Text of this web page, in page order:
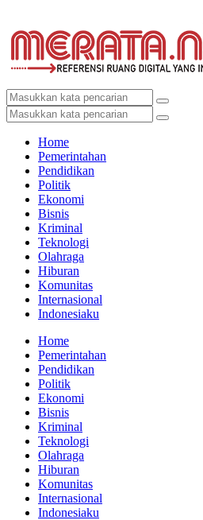
Home
Pemerintahan
Pendidikan
Politik
Ekonomi
Bisnis
Kriminal
Teknologi
Olahraga
Hiburan
Komunitas
Internasional
Indonesiaku
Home
Pemerintahan
Pendidikan
Politik
Ekonomi
Bisnis
Kriminal
Teknologi
Olahraga
Hiburan
Komunitas
Internasional
Indonesiaku